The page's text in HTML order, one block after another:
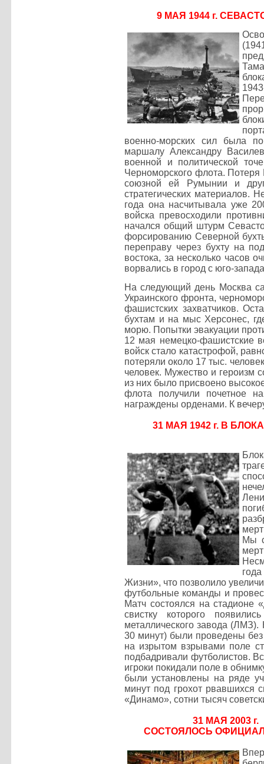
9 МАЯ 1944 г.
военно-морских сил была
маршалу Александру
военной и политической
Черноморского флота.
союзной ей Румынии и
стратегических материалов.
года она насчитывала уже
войска превосходили
начался общий штурм
форсированию Северной
переправу через бухту на
востока, за несколько часов
ворвались в город с юго-
На следующий день Москва
Украинского фронта,
фашистских захватчиков.
бухтам и на мыс Херсонес,
морю. Попытки эвакуации
12 мая немецко-фашистские
войск стало катастрофой,
потеряли около 17 тыс.
человек. Мужество и героизм
из них было присвоено
флота получили почетное
награждены орденами. К
31 МАЯ 1942 г. В
Мы
Жизни», что позволило
футбольные команды и
Матч состоялся на
свистку которого
металлического завода
30 минут) были проведены
на изрытом взрывами поле
подбадривали футболистов.
игроки покидали поле в
были установлены на ряде
минут под грохот рвавшихся
«Динамо», сотни тысяч
31 МАЯ 2003
СОСТОЯЛОСЬ